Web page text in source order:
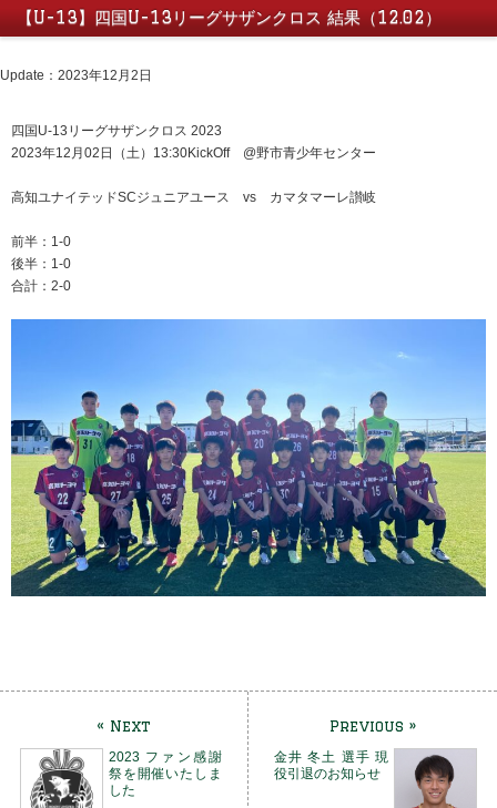
【U-13】四国U-13リーグサザンクロス 結果（12.02）
Update：2023年12月2日
四国U-13リーグサザンクロス 2023
2023年12月02日（土）13:30KickOff @野市青少年センター
高知ユナイテッドSCジュニアユース vs カマタマーレ讃岐
前半：1-0
後半：1-0
合計：2-0
« Next
2023 ファン感謝
祭を開催いたしま
した
Previous »
金井 冬土 選手 現
役引退のお知らせ